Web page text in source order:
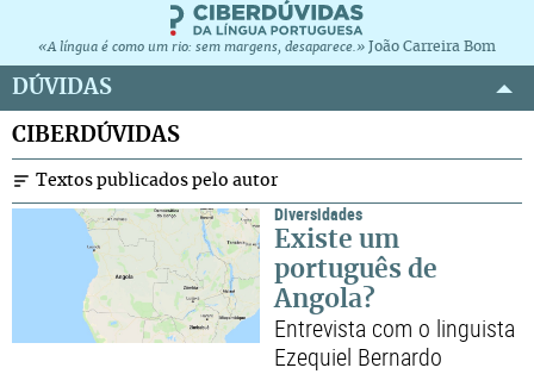
«A língua é como um rio: sem margens, desaparece.» João Carreira Bom
DÚVIDAS
CIBERDÚVIDAS
Textos publicados pelo autor
Diversidades
Existe um
português de
Angola?
Entrevista com o linguista
Ezequiel Bernardo